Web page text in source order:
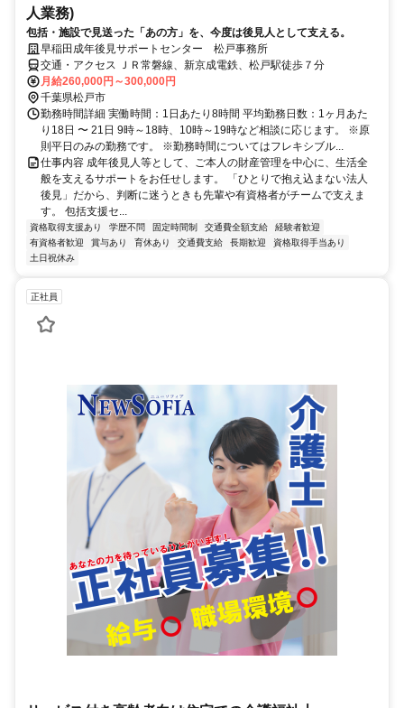
人業務)
包括・施設で見送った「あの方」を、今度は後見人として支える。
早稲田成年後見サポートセンター 松戸事務所
交通・アクセス ＪＲ常磐線、新京成電鉄、松戸駅徒歩７分
月給260,000円～300,000円
千葉県松戸市
勤務時間詳細 実働時間：1日あたり8時間 平均勤務日数：1ヶ月あた
り18日 〜 21日 9時～18時、10時～19時など相談に応じます。 ※原
則平日のみの勤務です。 ※勤務時間についてはフレキシブル...
仕事内容 成年後見人等として、ご本人の財産管理を中心に、生活全
般を支えるサポートをお任せします。 「ひとりで抱え込まない法人
後見」だから、判断に迷うときも先輩や有資格者がチームで支えま
す。 包括支援セ...
資格取得支援あり 学歴不問 固定時間制 交通費全額支給
経験者歓迎
有資格者歓迎
賞与あり 育休あり 交通費支給 長期歓迎
資格取得手当あり
土日祝休み
正社員